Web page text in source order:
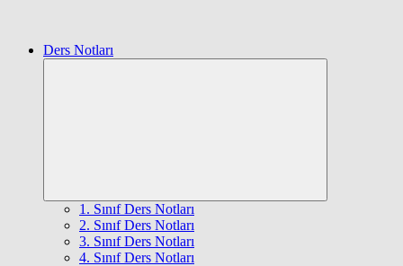
Ders Notları
1. Sınıf Ders Notları
2. Sınıf Ders Notları
3. Sınıf Ders Notları
4. Sınıf Ders Notları